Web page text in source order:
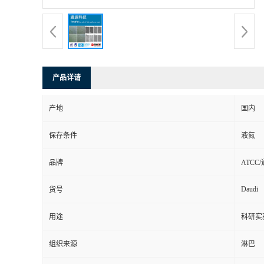
产品详请
产地 国内
保存条件 液氮
品牌 ATCC/
货号 Daudi
用途 科研实
组织来源 淋巴